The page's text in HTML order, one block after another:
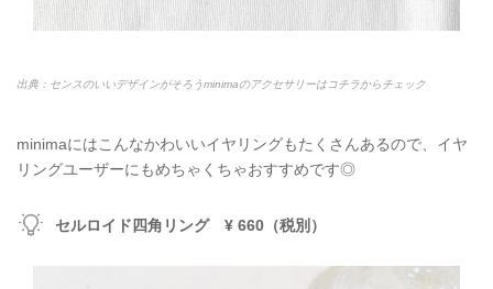
出典：センスのいいデザインがそろうminimaのアクセサリーはコチラからチェック
minimaにはこんなかわいいイヤリングもたくさんあるので、イヤ
リングユーザーにもめちゃくちゃおすすめです◎
セルロイド四角リング ¥ 660（税別）